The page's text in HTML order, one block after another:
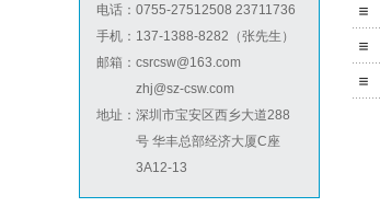
BSCI验厂
祝贺立讯技术（越南）有限公司2026年快速通过RBA-VAP认证审核，斩获金牌评级！
祝贺河南意诺康医疗器械有限公司2026年快速通过GMP认证
电话： 0755-27512508 23711736
手机： 137-1388-8282（张先生）
邮箱： csrcsw@163.com
zhj@sz-csw.com
地址： 深圳市宝安区西乡大道288
号 华丰总部经济大厦C座
3A12-13